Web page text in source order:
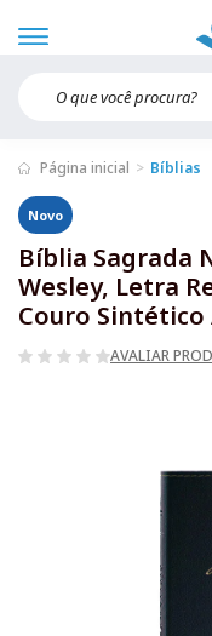
Página inicial Bíblias
Novo
Bíblia Sagrada
Wesley, Letra
Couro Sintético
AVALIAR